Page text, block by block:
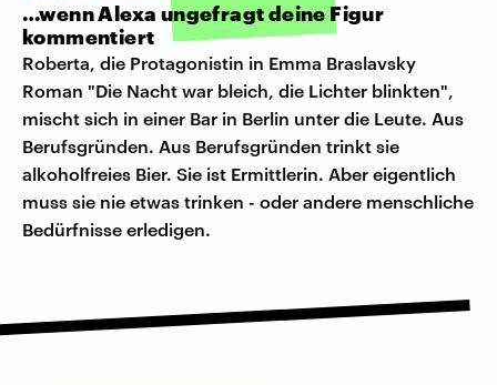
…wenn Alexa ungefragt deine Figur
kommentiert
Roberta, die Protagonistin in Emma Braslavsky
Roman "Die Nacht war bleich, die Lichter blinkten",
mischt sich in einer Bar in Berlin unter die Leute. Aus
Berufsgründen. Aus Berufsgründen trinkt sie
alkoholfreies Bier. Sie ist Ermittlerin. Aber eigentlich
muss sie nie etwas trinken - oder andere menschliche
Bedürfnisse erledigen.